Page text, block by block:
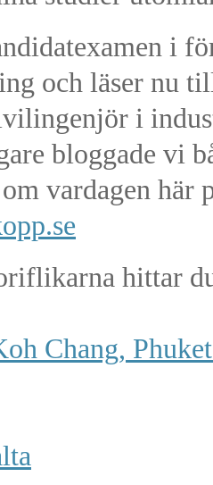
i
och läser nu
i
bloggade vi
vardagen
hittar
Chang,